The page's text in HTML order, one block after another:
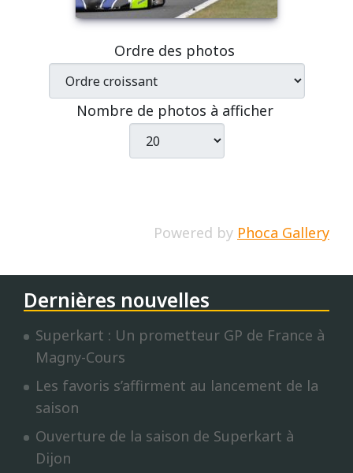
Ordre des photos
Nombre de photos à afficher
Powered by Phoca Gallery
Dernières nouvelles
Superkart : Un prometteur GP de France à
Magny-Cours
Les favoris s’affirment au lancement de la
saison
Ouverture de la saison de Superkart à
Dijon